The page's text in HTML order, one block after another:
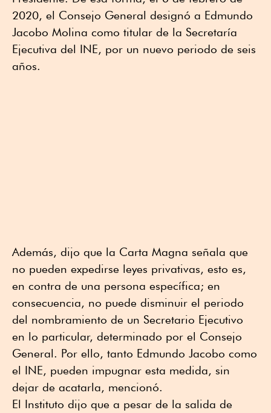
2020, el Consejo General designó a Edmundo
Jacobo Molina como titular de la Secretaría
Ejecutiva del INE, por un nuevo periodo de seis
años.
Además, dijo que la Carta Magna señala que
no pueden expedirse leyes privativas, esto es,
en contra de una persona específica; en
consecuencia, no puede disminuir el periodo
del nombramiento de un Secretario Ejecutivo
en lo particular, determinado por el Consejo
General. Por ello, tanto Edmundo Jacobo como
el INE, pueden impugnar esta medida, sin
dejar de acatarla, mencionó.
El Instituto dijo que a pesar de la salida de